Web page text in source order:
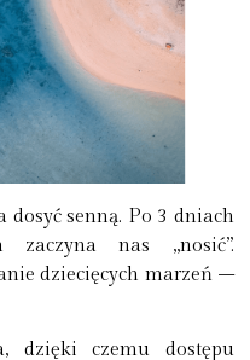
senną. Po 3 dniach
nas „nosić”.
dziecięcych marzeń –
dzięki czemu dostępu